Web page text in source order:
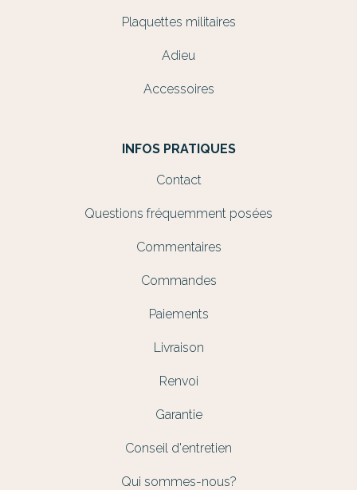
Plaquettes militaires
Adieu
Accessoires
INFOS PRATIQUES
Contact
Questions fréquemment posées
Commentaires
Commandes
Paiements
Livraison
Renvoi
Garantie
Conseil d'entretien
Qui sommes-nous?